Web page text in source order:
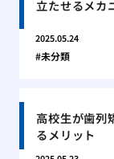
立たせるメカ
2025.05.24
未分類
高校生が歯列
るメリット